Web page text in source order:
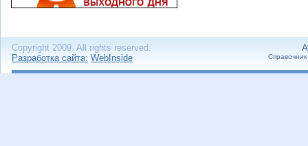
Copyright 2009. All rights reserved.
Разработка сайта: WebInside